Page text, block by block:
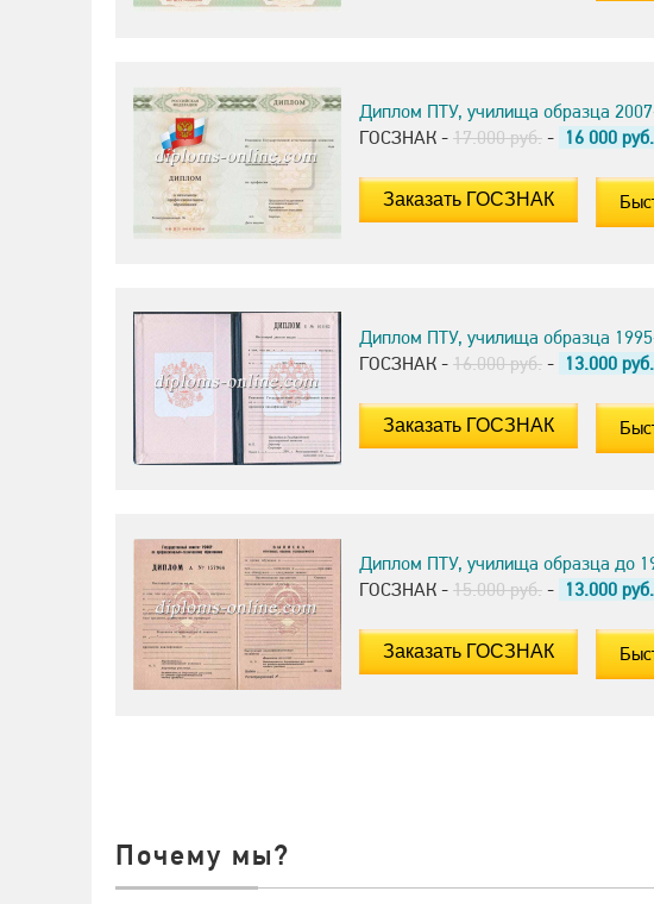
Диплом ПТУ, училища образца
ГОСЗНАК - 17.000 руб. - 16 000 руб.
Диплом ПТУ, училища образца
ГОСЗНАК - 16.000 руб. - 13.000 руб.
Диплом ПТУ, училища образца до
ГОСЗНАК - 15.000 руб. - 13.000 руб.
Почему мы?